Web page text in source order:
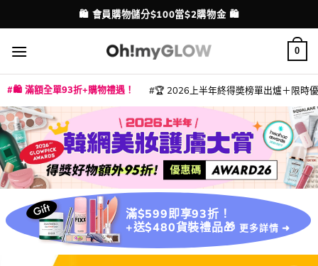
to
content
配送港澳
💳 支援消費券、FPS、八達通、PAYME、信用卡付款
0
🛍️ 滿額全單93折+購物禮遇！ 🏆 2026上半年終得奬榜單出爐＋限時
滿$599即享93折！
+送$480貨裝禮品🎁 更多詳情 ➜